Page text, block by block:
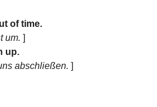
of time.
um. ]
up.
abschließen. ]